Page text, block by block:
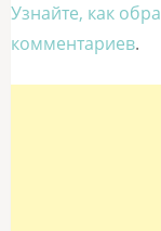
Узнайте, как
комментариев.